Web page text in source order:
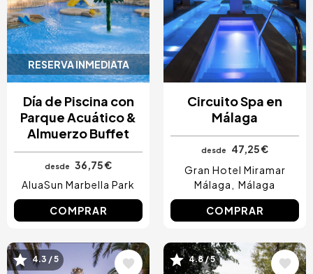
RESERVA INMEDIATA
Día de Piscina con
Parque Acuático &
Almuerzo Buffet
desde
36,75 €
AluaSun Marbella Park
COMPRAR
Circuito Spa en
Málaga
desde
47,25 €
Gran Hotel Miramar
Málaga
Málaga
COMPRAR
Image
4.3 / 5 Image
4.8 / 5